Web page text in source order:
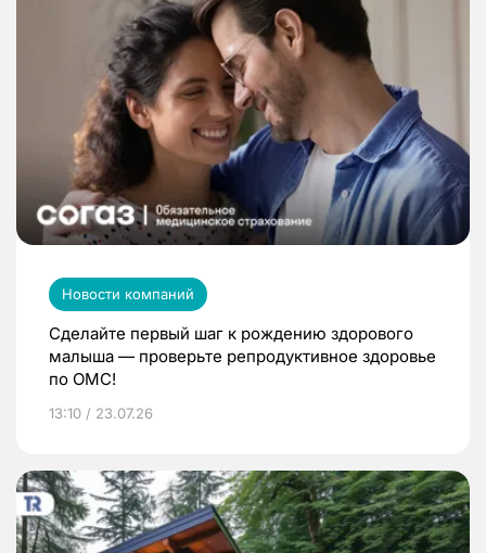
Новости компаний
Сделайте первый шаг к рождению здорового
малыша — проверьте репродуктивное здоровье
по ОМС!
13:10 / 23.07.26